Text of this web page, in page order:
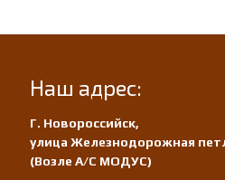
Наш адрес:
Г. Новороссийск,
улица Железнодорожная
(Возле А/С МОДУС)